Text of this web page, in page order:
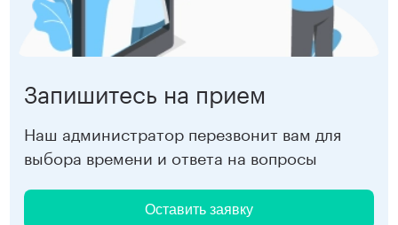
Запишитесь на прием
Наш администратор перезвонит вам для
выбора времени и ответа на вопросы
Оставить заявку